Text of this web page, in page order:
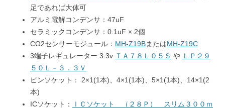
足であれば大体可
アルミ電解コンデンサ：47uF
セラミックコンデンサ：0.1uF × 2個
CO2センサーモジュール： MH-Z19BまたはMH-Z19C
3端子レギュレーター:3.3v ＴＡ７８Ｌ０５Ｓ や ＬＰ２９
５０Ｌ－３．３Ｖ
ピンソケット： 2×1(1本)、4×1(1本)、5×1(1本)、14×1(2
本)
ICソケット：
ＩＣソケット （２８Ｐ） スリム３００ｍ